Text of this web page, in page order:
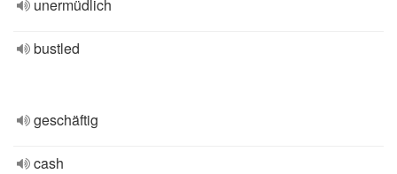
unermüdlich
bustled
geschäftig
cash